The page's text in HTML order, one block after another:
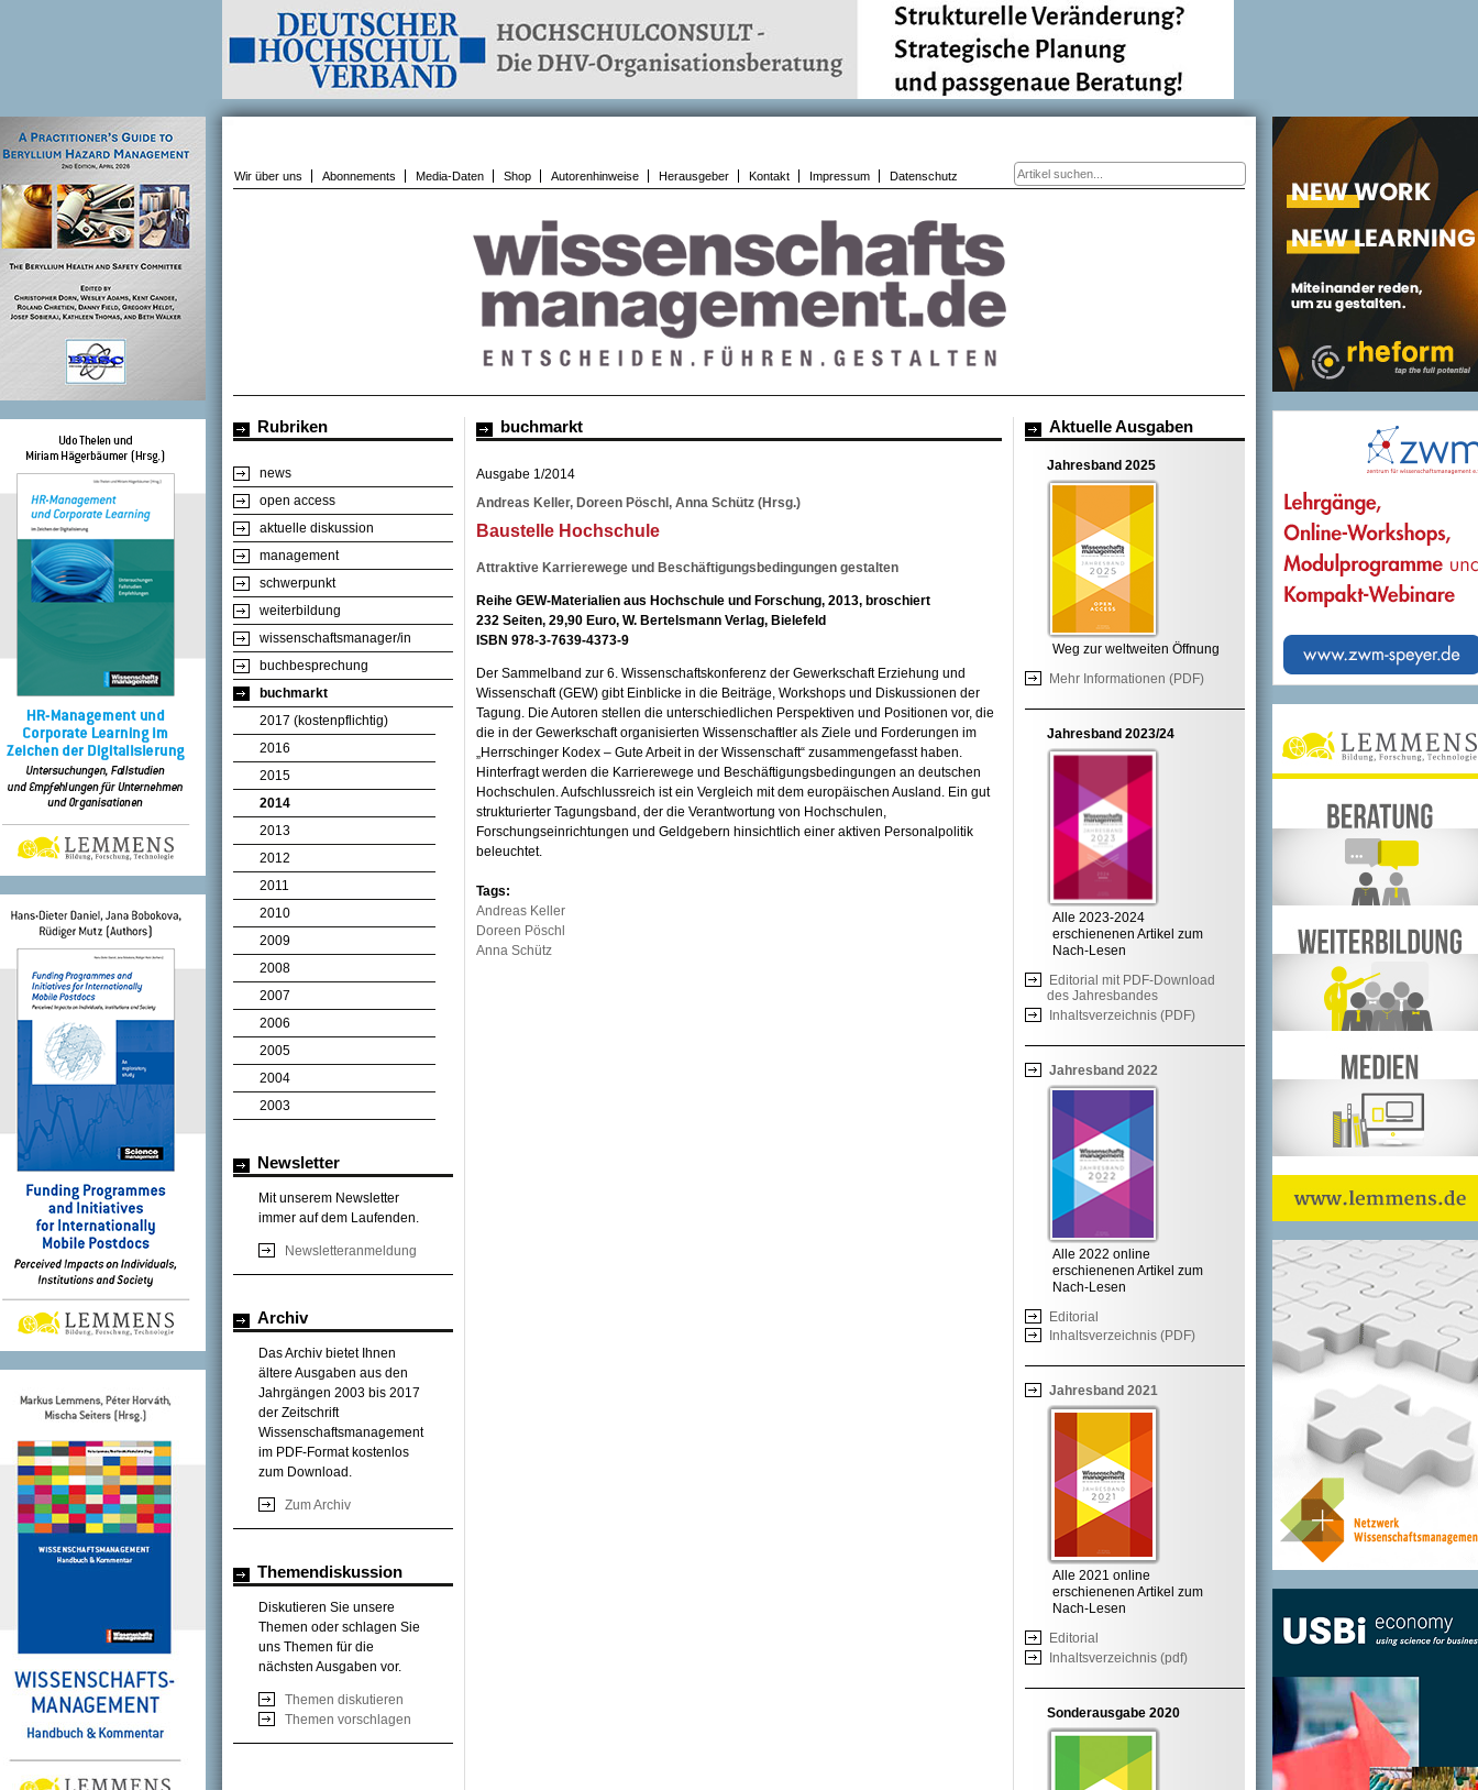
Wir über uns Abonnements Media-Daten Shop Autorenhinweise Herausgeber Kontakt Impressum Datenschutz Suchformular
Rubriken
news
open access
aktuelle diskussion
management
schwerpunkt
weiterbildung
wissenschaftsmanager/in
buchbesprechung
buchmarkt
2017 (kostenpflichtig)
2016
2015
2014
2013
2012
2011
2010
2009
2008
2007
2006
2005
2004
2003
Newsletter
Mit unserem Newsletter
immer auf dem Laufenden.
Newsletteranmeldung
Archiv
Das Archiv bietet Ihnen
ältere Ausgaben aus den
Jahrgängen 2003 bis 2017
der Zeitschrift
Wissenschaftsmanagement
im PDF-Format kostenlos
zum Download.
Zum Archiv
Themendiskussion
Diskutieren Sie unsere
Themen oder schlagen Sie
uns Themen für die
nächsten Ausgaben vor.
Themen diskutieren
Themen vorschlagen
Aktuelle Ausgaben
Jahresband 2025
Weg zur weltweiten Öffnung
Mehr Informationen (PDF)
Jahresband 2023/24
Alle 2023-2024
erschienenen Artikel zum
Nach-Lesen
Editorial mit PDF-Download
des Jahresbandes
Inhaltsverzeichnis (PDF)
Jahresband 2022
Alle 2022 online
erschienenen Artikel zum
Nach-Lesen
Editorial
Inhaltsverzeichnis (PDF)
Jahresband 2021
Alle 2021 online
erschienenen Artikel zum
Nach-Lesen
Editorial
Inhaltsverzeichnis (pdf)
Sonderausgabe 2020
buchmarkt
Ausgabe 1/2014
Andreas Keller, Doreen Pöschl, Anna Schütz (Hrsg.)
Baustelle Hochschule
Attraktive Karrierewege und Beschäftigungsbedingungen gestalten
Reihe GEW-Materialien aus Hochschule und Forschung, 2013, broschiert
232 Seiten, 29,90 Euro, W. Bertelsmann Verlag, Bielefeld
ISBN 978-3-7639-4373-9
Der Sammelband zur 6. Wissenschaftskonferenz der Gewerkschaft Erziehung und
Wissenschaft (GEW) gibt Einblicke in die Beiträge, Workshops und Diskussionen der
Tagung. Die Autoren stellen die unterschiedlichen Perspektiven und Positionen vor, die
die in der Gewerkschaft organisierten Wissenschaftler als Ziele und Forderungen im
„Herrschinger Kodex – Gute Arbeit in der Wissenschaft“ zusammengefasst haben.
Hinterfragt werden die Karrierewege und Beschäftigungsbedingungen an deutschen
Hochschulen. Aufschlussreich ist ein Vergleich mit dem europäischen Ausland. Ein gut
strukturierter Tagungsband, der die Verantwortung von Hochschulen,
Forschungseinrichtungen und Geldgebern hinsichtlich einer aktiven Personalpolitik
beleuchtet.
Tags:
Andreas Keller
Doreen Pöschl
Anna Schütz